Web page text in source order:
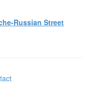
Russian Street